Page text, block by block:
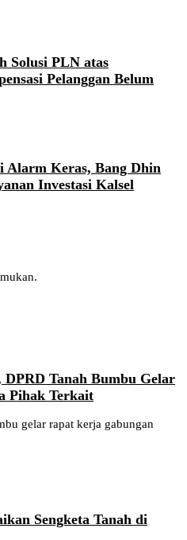
Solusi PLN atas
Pelanggan Belum
Alarm Keras, Bang Dhin
Investasi Kalsel
Tanah Bumbu Gelar
Pihak Terkait
gelar rapat kerja gabungan
Sengketa Tanah di